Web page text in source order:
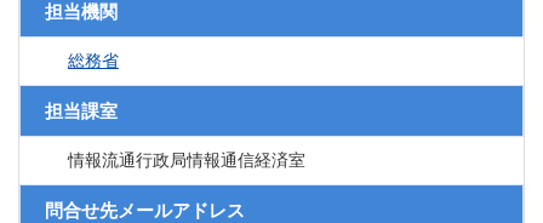
担当機関
総務省
担当課室
情報流通行政局情報通信経済室
問合せ先メールアドレス